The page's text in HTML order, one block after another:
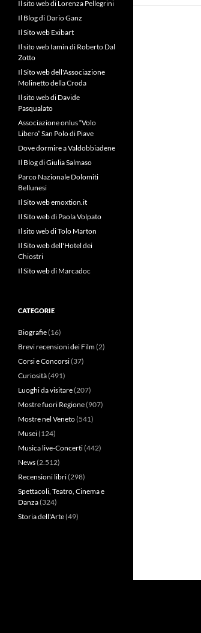
Il sito web di Lorenza Pellegrini
Il Blog di Dario Ganz
Il Sito web Exibart
Il sito web Iamin di Roberto Dal
Zotto
Il Sito web dell'Associazione
Molinetto della Croda
Il sito web di Davide
Pasqualato
Associazione onlus “Volo
Libero” San Polo di Piave
Dove dormire a Valdobbiadene
Il Blog di Giulia Salmaso
Parco Nazionale Dolomiti
Bellunesi
Il Sito web emoxtion.it
Il Sito web di Paola Volpato
Il sito web di Tolo Marton
Il Sito web dell'Hotel dei
Chiostri
Il Sito web di Marcadoc
CATEGORIE
Biografie(16)
Brevi recensioni dei Film(2)
Corsi e Concorsi(37)
Curiosità(491)
Luoghi da visitare(207)
Mostre fuori Regione(907)
Mostre nel Veneto(541)
Musei(124)
Musica live-Concerti(442)
News(2.512)
Recensioni libri(298)
Spettacoli, Teatro, Cinema e
Danza(324)
Storia dell'Arte(49)